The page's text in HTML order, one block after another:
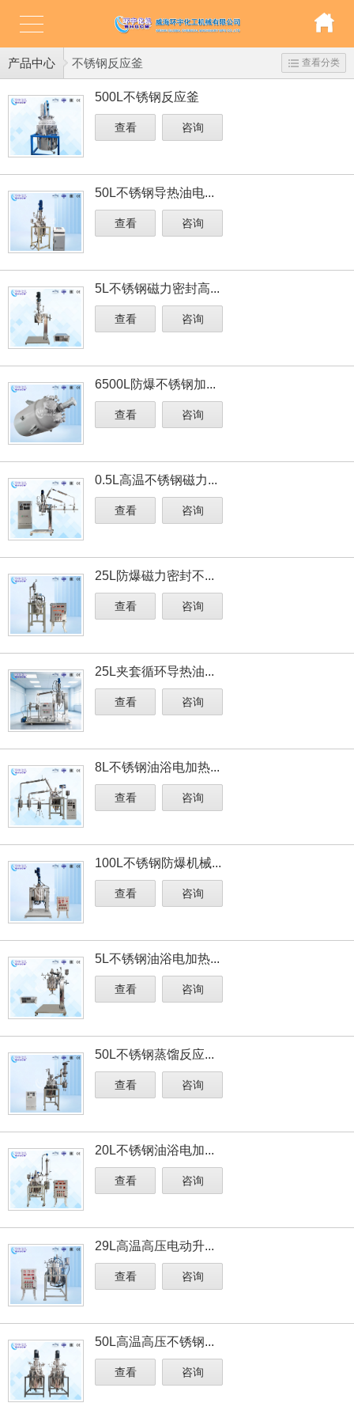
产品中心 不锈钢反应釜 查看分类
500L不锈钢反应釜
查看 咨询
50L不锈钢导热油电...
查看 咨询
5L不锈钢磁力密封高...
查看 咨询
6500L防爆不锈钢加...
查看 咨询
0.5L高温不锈钢磁力...
查看 咨询
25L防爆磁力密封不...
查看 咨询
25L夹套循环导热油...
查看 咨询
8L不锈钢油浴电加热...
查看 咨询
100L不锈钢防爆机械...
查看 咨询
5L不锈钢油浴电加热...
查看 咨询
50L不锈钢蒸馏反应...
查看 咨询
20L不锈钢油浴电加...
查看 咨询
29L高温高压电动升...
查看 咨询
50L高温高压不锈钢...
查看 咨询